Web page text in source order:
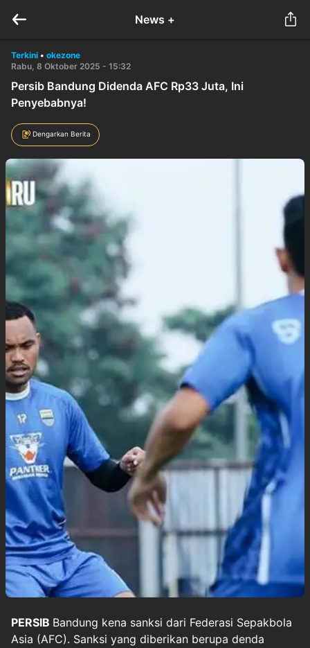
News +
Terkini • okezone
Rabu, 8 Oktober 2025 - 15:32
Persib Bandung Didenda AFC Rp33 Juta, Ini
Penyebabnya!
Dengarkan Berita
PERSIB Bandung kena sanksi dari Federasi Sepakbola
Asia (AFC). Sanksi yang diberikan berupa denda